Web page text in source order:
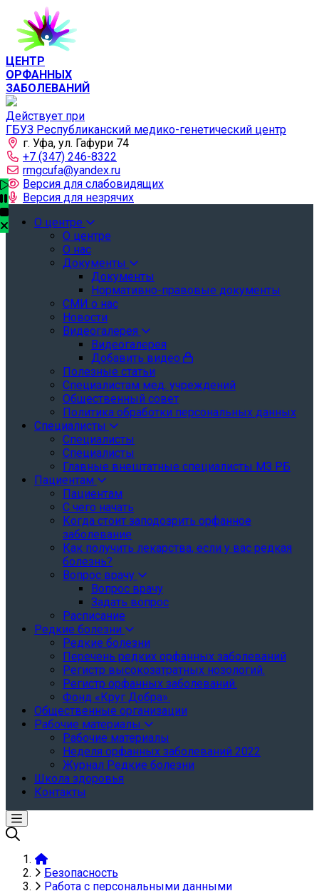
ЦЕНТР
ОРФАННЫХ
ЗАБОЛЕВАНИЙ
Действует при
ГБУЗ Республиканский медико-генетический центр
г. Уфа, ул. Гафури 74
+7 (347) 246-8322
rmgcufa@yandex.ru
Версия для слабовидящих
Версия для незрячих
О центре
О центре
О нас
Документы
Документы
Нормативно-правовые документы
СМИ о нас
Новости
Видеогалерея
Видеогалерея
Добавить видео
Полезные статьи
Специалистам мед. учреждений
Общественный совет
Политика обработки персональных данных
Специалисты
Специалисты
Специалисты
Главные внештатные специалисты МЗ РБ
Пациентам
Пациентам
С чего начать
Когда стоит заподозрить орфанное
заболевание
Как получить лекарства, если у вас редкая
болезнь?
Вопрос врачу
Вопрос врачу
Задать вопрос
Расписание
Редкие болезни
Редкие болезни
Перечень редких орфанных заболеваний
Регистр высокозатратных нозологий.
Регистр орфанных заболеваний.
Фонд «Круг Добра».
Общественные организации
Рабочие материалы
Рабочие материалы
Неделя орфанных заболеваний 2022
Журнал Редкие болезни
Школа здоровья
Контакты
Безопасность
Работа с персональными данными